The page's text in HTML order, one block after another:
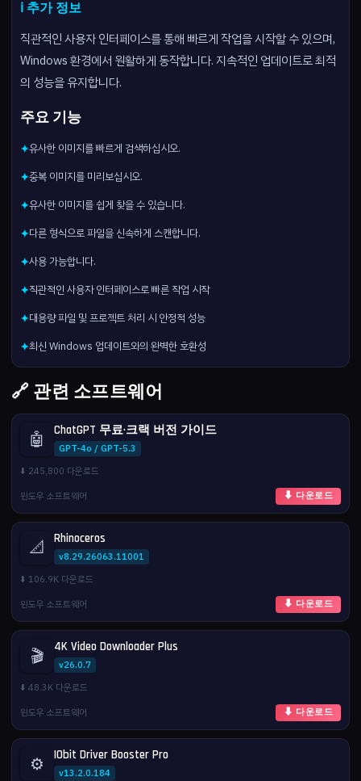
ℹ️ 추가 정보
직관적인 사용자 인터페이스를 통해 빠르게 작업을 시작할 수 있으며,
Windows 환경에서 원활하게 동작합니다. 지속적인 업데이트로 최적
의 성능을 유지합니다.
주요 기능
✦유사한 이미지를 빠르게 검색하십시오.
✦중복 이미지를 미리보십시오.
✦유사한 이미지를 쉽게 찾을 수 있습니다.
✦다른 형식으로 파일을 신속하게 스캔합니다.
✦사용 가능합니다.
✦직관적인 사용자 인터페이스로 빠른 작업 시작
✦대용량 파일 및 프로젝트 처리 시 안정적 성능
✦최신 Windows 업데이트와의 완벽한 호환성
🔗 관련 소프트웨어
🤖 ChatGPT 무료·크랙 버전 가이드
GPT-4o / GPT-5.3
⬇️ 245,800 다운로드
윈도우 소프트웨어
⬇ 다운로드
📐 Rhinoceros
v8.29.26063.11001
⬇️ 106.9K 다운로드
윈도우 소프트웨어
⬇ 다운로드
🎬 4K Video Downloader Plus
v26.0.7
⬇️ 48.3K 다운로드
윈도우 소프트웨어
⬇ 다운로드
⚙️ IObit Driver Booster Pro
v13.2.0.184